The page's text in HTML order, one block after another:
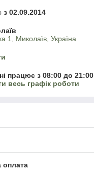
02.09.2014
1, Миколаїв, Україна
працює з 08:00 до 21:00
весь графік роботи
оплата